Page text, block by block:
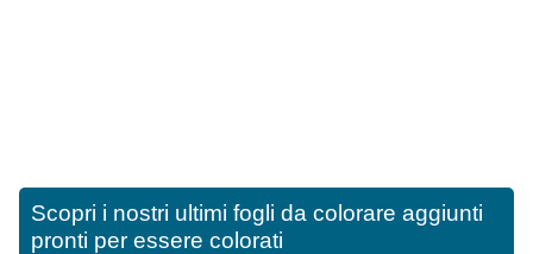
Scopri i nostri ultimi fogli da colorare aggiunti
pronti per essere colorati